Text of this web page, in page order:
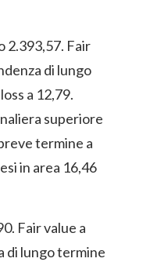
2.393,57. Fair
di lungo
a 12,79.
superiore
termine a
in area 16,46
Fair value a
di lungo termine